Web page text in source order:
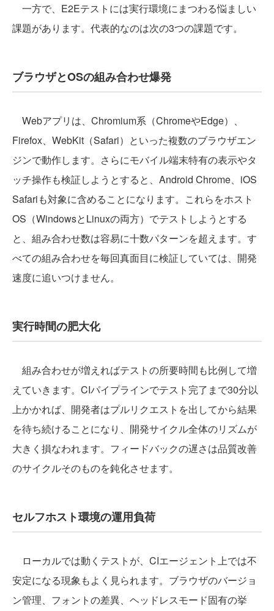
一方で、E2Eテストには実行環境にまつわる悩ましい
課題があります。代表的なのは次の3つの課題です。
ブラウザとOSの組み合わせ爆発
Webアプリは、Chromium系（ChromeやEdge）、
Firefox、WebKit（Safari）といった複数のブラウザエン
ジンで動作します。さらにモバイル端末特有の表示やタ
ッチ操作も検証しようとすると、Android Chrome、iOS
Safariも対象に含めることになります。これらをホスト
OS（WindowsとLinuxの両方）でテストしようとする
と、組み合わせ数は容易に十数パターンを超えます。す
べての組み合わせを毎回真面目に検証していては、開発
速度に追いつけません。
実行時間の肥大化
組み合わせが増えればテストの所要時間も比例して増
えていきます。CIパイプラインでテスト完了まで30分以
上かかれば、開発者はプルリクエストを出してから結果
を待ち続けることになり、開発サイクル全体のリズムが
大きく損なわれます。フィードバックの遅さは品質改善
のサイクルそのものを鈍化させます。
セルフホスト環境の運用負荷
ローカルでは動くテストが、CIエージェント上では不
安定になる現象もよく見られます。ブラウザのバージョ
ン管理、フォントの差異、ヘッドレスモード固有の挙